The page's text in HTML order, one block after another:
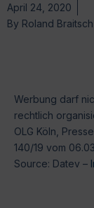
April 24, 2020
By Roland Braitsch
Werbung darf
rechtlich
OLG Köln,
140/19 vom
Source: Datev –